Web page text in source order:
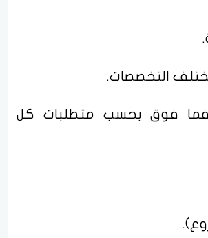
التخصصات.
فما فوق بحسب متطلبات كل